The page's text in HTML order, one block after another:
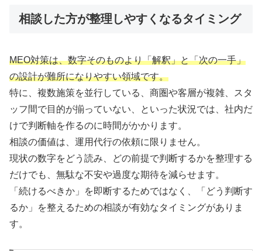
相談した方が整理しやすくなるタイミング
MEO対策は、数字そのものより「解釈」と「次の一手」
の設計が難所になりやすい領域です。
特に、複数施策を並行している、商圏や客層が複雑、スタ
ッフ間で目的が揃っていない、といった状況では、社内だ
けで判断軸を作るのに時間がかかります。
相談の価値は、運用代行の依頼に限りません。
現状の数字をどう読み、どの前提で判断するかを整理する
だけでも、無駄な不安や過度な期待を減らせます。
「続けるべきか」を即断するためではなく、「どう判断す
るか」を整えるための相談が有効なタイミングがありま
す。